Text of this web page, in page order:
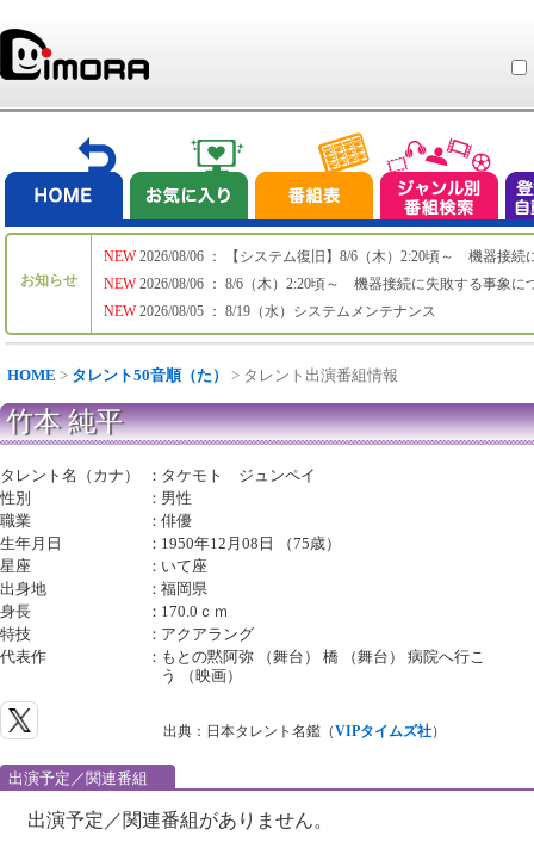
お知らせ
NEW
NEW
NEW
2026/08/06 ： 【システム復旧】8/6（木）2:20頃～ 機器接続
2026/08/06 ： 8/6（木）2:20頃～ 機器接続に失敗する事象に
2026/08/05 ： 8/19（水）システムメンテナンス
HOME > タレント50音順（た） > タレント出演番組情報
竹本 純平
タレント名（カナ） ： タケモト ジュンペイ
性別
： 男性
職業
：俳優
生年月日
： 1950年12月08日 （75歳）
星座
： いて座
出身地
：福岡県
身長
： 170.0ｃｍ
特技
： アクアラング
代表作
： もとの黙阿弥 （舞台） 橋 （舞台） 病院へ行こ
う （映画）
出典：日本タレント名鑑（VIPタイムズ社）
出演予定／関連番組
出演予定／関連番組がありません。